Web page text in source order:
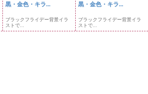
黒・金色・キラ...
ブラックフライデー背景イラ
ストで...
黒・金色・キラ...
ブラックフライデー背景イラ
ストで...